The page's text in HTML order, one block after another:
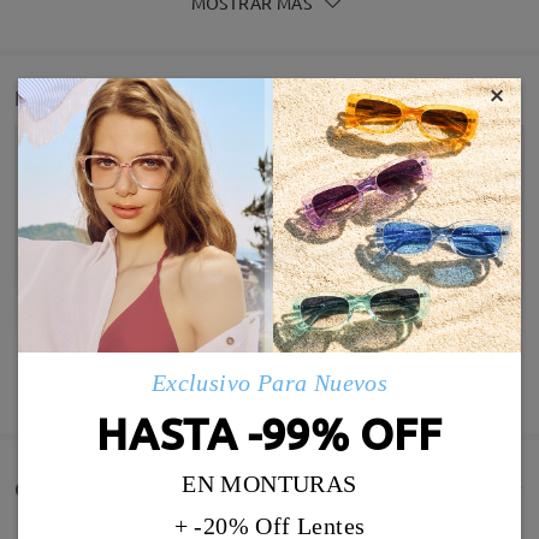
Detail
MOSTRAR MÁS
Comentarios de Clientes(271)
×
Exclusivo Para Nuevos
HASTA -99% OFF
EN MONTURAS
+ -20% Off Lentes